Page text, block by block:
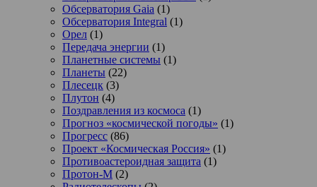
Обсерватория Gaia (1)
Обсерватория Integral (1)
Орел (1)
Передача энергии (1)
Планетные системы (1)
Планеты (22)
Плесецк (3)
Плутон (4)
Поздравления из космоса (1)
Прогноз «космической погоды» (1)
Прогресс (86)
Проект «Космическая Россия» (1)
Противоастероидная защита (1)
Протон-М (2)